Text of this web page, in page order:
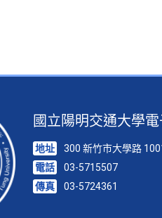
國立陽明交通大學
地址
300 新竹市大學路
電話
03-5715507
傳真
03-5724361